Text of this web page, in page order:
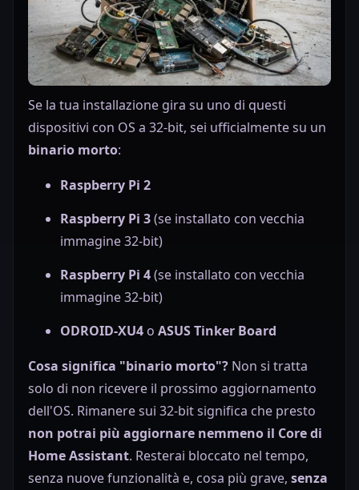
Se la tua installazione gira su uno di questi
dispositivi con OS a 32-bit, sei ufficialmente su un
binario morto:
Raspberry Pi 2
Raspberry Pi 3(se installato con vecchia
immagine 32-bit)
Raspberry Pi 4(se installato con vecchia
immagine 32-bit)
ODROID-XU4 o ASUS Tinker Board
Cosa significa "binario morto"? Non si tratta
solo di non ricevere il prossimo aggiornamento
dell'OS. Rimanere sui 32-bit significa che presto
non potrai più aggiornare nemmeno il Core di
Home Assistant. Resterai bloccato nel tempo,
senza nuove funzionalità e, cosa più grave, senza